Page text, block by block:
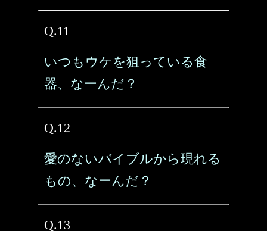
Q.11
いつもウケを狙っている食
器、なーんだ？
Q.12
愛のないバイブルから現れる
もの、なーんだ？
Q.13